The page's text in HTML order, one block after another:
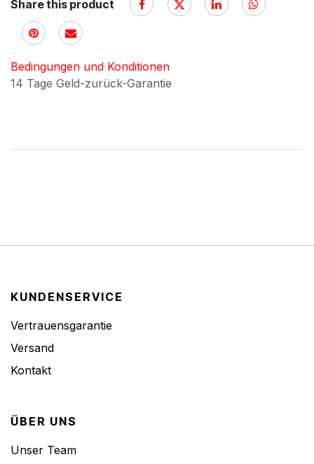
Share this product
Bedingungen und Konditionen
14 Tage Geld-zurück-Garantie
KUNDENSERVICE
Vertrauensgarantie
Versand
Kontakt
ÜBER UNS
Unser Team